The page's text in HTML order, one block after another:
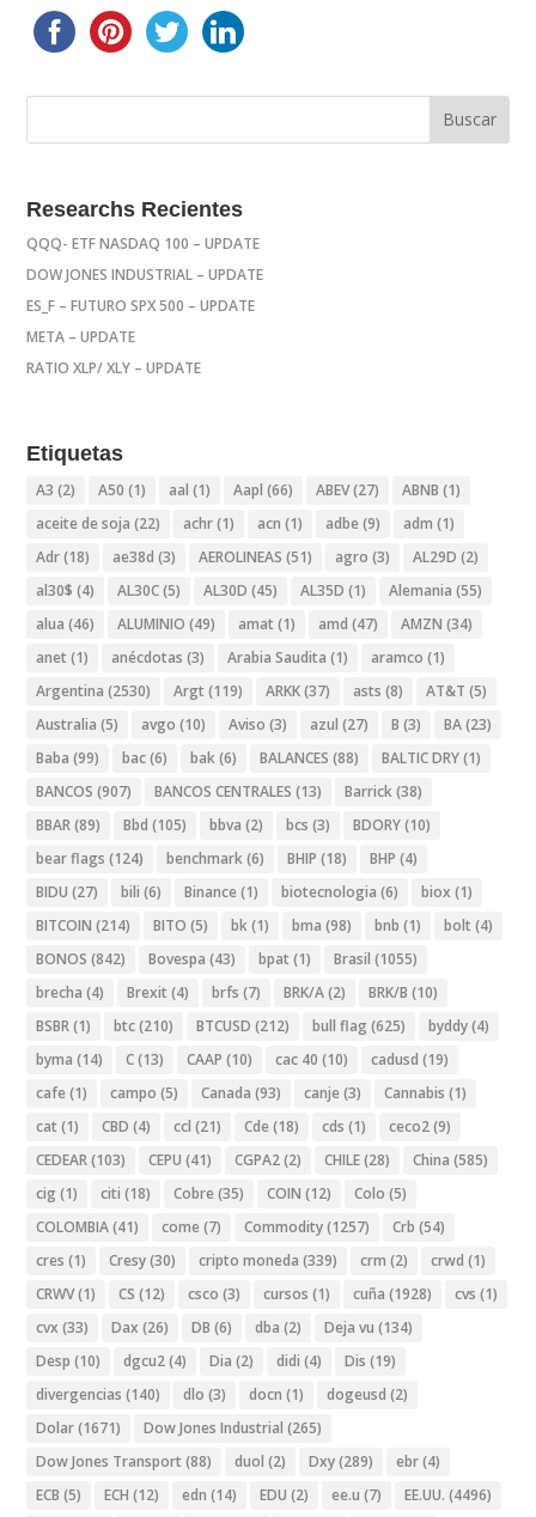
Researchs Recientes
QQQ- ETF NASDAQ 100 – UPDATE
DOW JONES INDUSTRIAL – UPDATE
ES_F – FUTURO SPX 500 – UPDATE
META – UPDATE
RATIO XLP/ XLY – UPDATE
Etiquetas
A3 (2) A50 (1) aal (1) Aapl (66) ABEV(27) ABNB (1)
aceite de soja (22) achr(1) acn (1) adbe (9) adm (1)
Adr(18) ae38d (3) AEROLINEAS (51) agro (3) AL29D (2)
al30$ (4) AL30C(5) AL30D (45) AL35D (1) Alemania (55)
alua (46) ALUMINIO (49) amat (1) amd (47) AMZN (34)
anet (1) anécdotas (3) Arabia Saudita (1) aramco (1)
Argentina (2530) Argt (119) ARKK(37) asts (8) AT&T (5)
Australia (5) avgo (10) Aviso (3) azul (27) B (3) BA(23)
Baba (99) bac(6) bak(6) BALANCES (88) BALTIC DRY(1)
BANCOS (907) BANCOS CENTRALES (13) Barrick(38)
BBAR(89) Bbd (105) bbva (2) bcs (3) BDORY(10)
bear flags (124) benchmark(6) BHIP (18) BHP (4)
BIDU (27) bili (6) Binance (1) biotecnologia (6) biox (1)
BITCOIN (214) BITO (5) bk(1) bma (98) bnb (1) bolt (4)
BONOS (842) Bovespa (43) bpat (1) Brasil (1055)
brecha (4) Brexit (4) brfs (7) BRK/A(2) BRK/B (10)
BSBR(1) btc(210) BTCUSD (212) bull flag (625) byddy(4)
byma (14) C(13) CAAP (10) cac 40 (10) cadusd (19)
cafe (1) campo (5) Canada (93) canje (3) Cannabis (1)
cat (1) CBD (4) ccl (21) Cde (18) cds (1) ceco2(9)
CEDEAR(103) CEPU (41) CGPA2(2) CHILE(28) China (585)
cig (1) citi (18) Cobre (35) COIN (12) Colo (5)
COLOMBIA(41) come (7) Commodity(1257) Crb (54)
cres (1) Cresy(30) cripto moneda (339) crm (2) crwd (1)
CRWV(1) CS (12) csco (3) cursos (1) cuña (1928) cvs (1)
cvx (33) Dax (26) DB (6) dba (2) Deja vu (134)
Desp (10) dgcu2(4) Dia (2) didi (4) Dis (19)
divergencias (140) dlo (3) docn (1) dogeusd (2)
Dolar(1671) Dow Jones Industrial (265)
Dow Jones Transport (88) duol (2) Dxy(289) ebr(4)
ECB (5) ECH (12) edn (14) EDU (2) ee.u (7) EE.UU. (4496)